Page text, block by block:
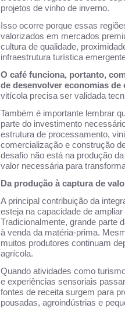
projetos de vinho de inverno.
Isso ocorre porque essas
valorizados em mercados
cultura de qualidade,
infraestrutura turística
O café funciona, portanto,
de desenvolver economias de
vitícola precisa ser validada
Também é importante lembrar
parte do investimento
estrutura de processamento,
comercialização e construção
desafio não está na produção
valor necessária para
Da produção à captura de
A principal contribuição da
esteja na capacidade de
Tradicionalmente, grande parte
à venda da matéria-prima.
muitos produtores continuam
agrícola.
Quando atividades como
e experiências sensoriais
fontes de receita surgem para
pousadas, agroindústrias e